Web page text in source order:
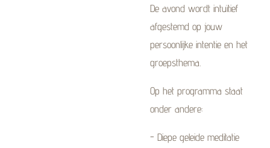
De avond wordt intuïtief
afgestemd op jouw
persoonlijke intentie en het
groepsthema.
Op het programma staat
onder andere:
- Diepe geleide meditatie